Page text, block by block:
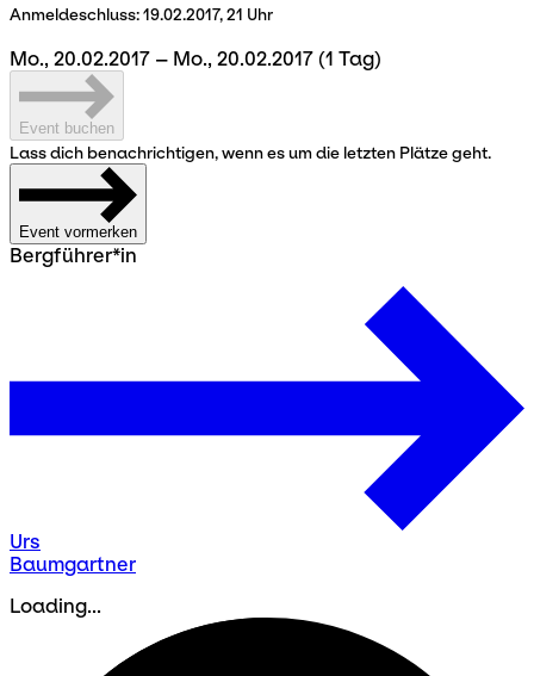
Anmeldeschluss:19.02.2017, 21 Uhr
Mo., 20.02.2017 – Mo., 20.02.2017 (1 Tag)
Event buchen
Lass dich benachrichtigen, wenn es um die letzten Plätze geht.
Event vormerken
Bergführer*in
Urs
Baumgartner
Loading...